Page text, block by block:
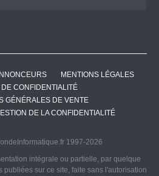
MENTIONS LÉGALES
CONFIDENTIALITÉ
GÉNÉRALES DE VENTE
DE LA CONFIDENTIALITÉ
1997-2026
intégrale ou partielle, par quelque
publiées sur ce site, faite sans l'autorisation